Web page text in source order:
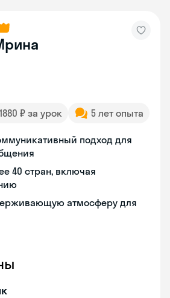
₽ за урок 5 лет опыта
подход для
40 стран, включая
атмосферу для